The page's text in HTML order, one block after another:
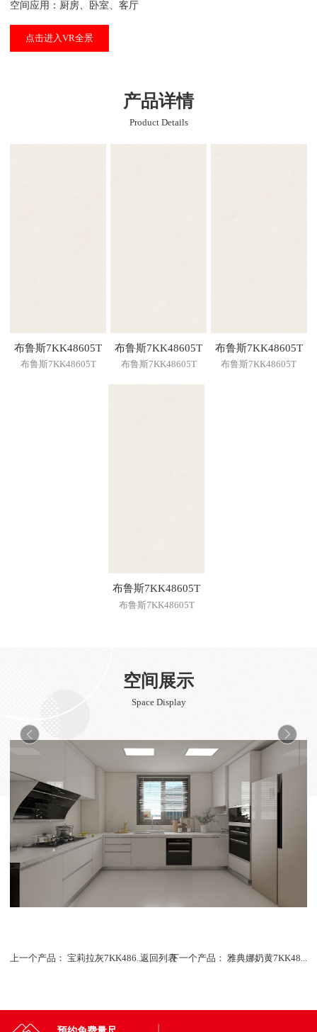
空间应用：厨房、卧室、客厅
点击进入VR全景
产品详情
Product Details
布鲁斯7KK48605T
布鲁斯7KK48605T
布鲁斯7KK48605T
布鲁斯7KK48605T
布鲁斯7KK48605T
布鲁斯7KK48605T
布鲁斯7KK48605T
布鲁斯7KK48605T
空间展示
Space Display
上一个产品： 宝莉拉灰7KK486...返回列表下一个产品： 雅典娜奶黄7KK48...